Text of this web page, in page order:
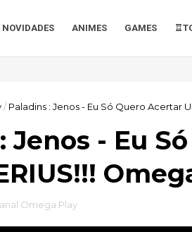
NOVIDADES ANIMES GAMES
/ Paladins : Jenos - Eu Só Quero Acertar
Jenos - Eu
Omega Play